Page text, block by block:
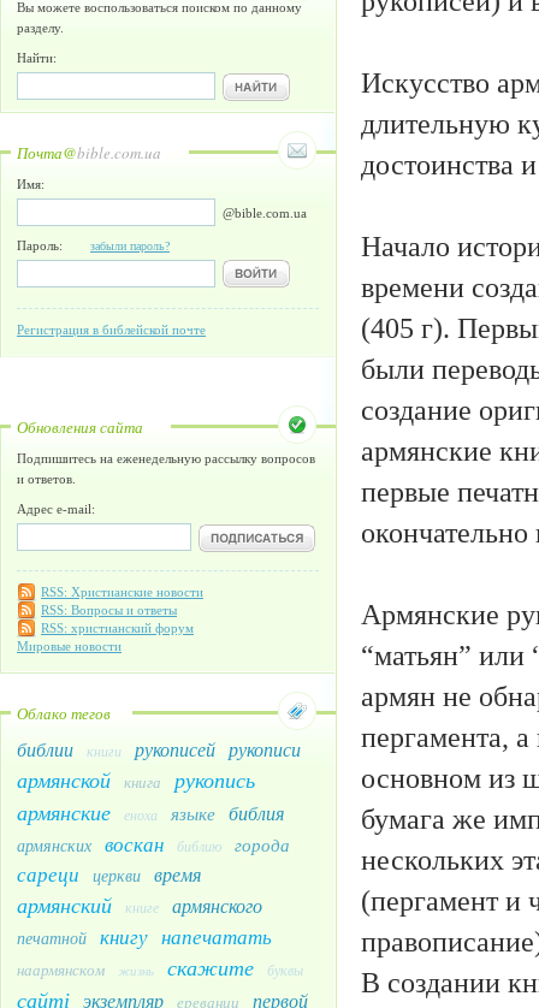
Вы можете воспользоваться поиском по данному
разделу.
Найти:
Почта@bible.com.ua
Имя:
@bible.com.ua
Пароль: забыли пароль?
Регистрация в библейской почте
Обновления сайта
Подпишитесь на еженедельную рассылку вопросов
и ответов.
Адрес e-mail:
RSS: Христианские новости
RSS: Вопросы и ответы
RSS: христианский форум
Мировые новости
Облако тегов
библии книги рукописей рукописи
армянской книга
рукопись
армянские
еноха языке библия
армянских воскан библию города
сареци церкви время
армянский книге армянского
печатной книгу напечатать
наармянском жизнь скажите буквы
сайті экземпляр ереванци первой
Искусство
длительную
достоинства
Начало
времени
(405 г).
были
создание
армянские
первые
Армянские
“матьян” или
армян не
пергамента,
основном из
бумага же
нескольких
(пергамент и
В создании